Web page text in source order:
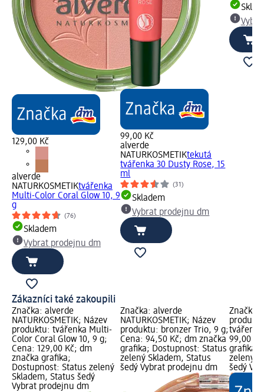
129,00 Kč
alverde
NATURKOSMETIKtvářenka
Multi-Color Coral Glow 10, 9
g
(76)
Skladem
Vybrat prodejnu dm
99,00 Kč
alverde
NATURKOSMETIKtekutá
tvářenka 30 Dusty Rose, 15
ml
(31)
Skladem
Vybrat prodejnu dm
Zákazníci také zakoupili
Značka: alverde
NATURKOSMETIK; Název
produktu: tvářenka Multi-
Color Coral Glow 10, 9 g;
Cena: 129,00 Kč; dm
značka grafika;
Dostupnost: Status zelený
Skladem, Status šedý
Vybrat prodejnu dm
Značka: alverde
NATURKOSMETIK; Název
produktu: bronzer Trio, 9 g;
Cena: 94,50 Kč; dm značka
grafika; Dostupnost: Status
zelený Skladem, Status
šedý Vybrat prodejnu dm
Značka:
99,00
grafika;
zelený
šedý